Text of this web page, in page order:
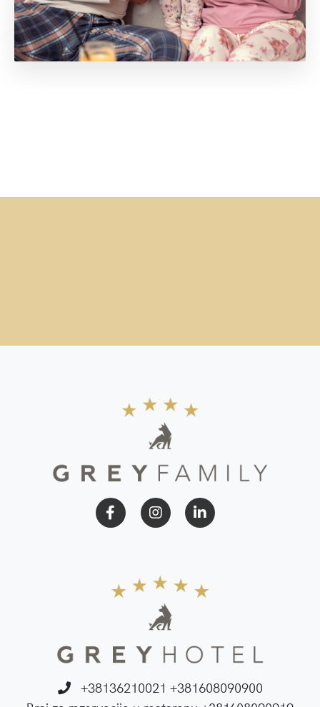
+38136210021 +381608090900